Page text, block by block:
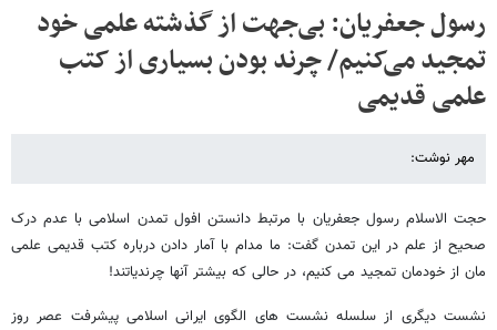
رسول جعفریان: بی‌جهت از گذشته علمی خود
تمجید می‌کنیم/ چرند بودن بسیاری از کتب
علمی قدیمی
مهر نوشت:
حجت الاسلام رسول جعفریان با مرتبط دانستن افول تمدن اسلامی با عدم درک
صحیح از علم در این تمدن گفت: ما مدام با آمار دادن درباره کتب قدیمی علمی
مان از خودمان تمجید می کنیم، در حالی که بیشتر آنها چرندیاتند!
نشست دیگری از سلسله نشست های الگوی ایرانی اسلامی پیشرفت عصر روز